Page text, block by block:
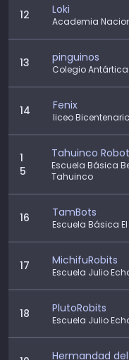
12 Loki
Academia
13 pinguinos
Colegio
14 Fenix
liceo
1
5
Tahuinco
Escuela Básica
Tahuinco
16 TamBots
Escuela Básica
17 MichifuRobits
Escuela Julio
18 PlutoRobits
Escuela Julio
Hermandad